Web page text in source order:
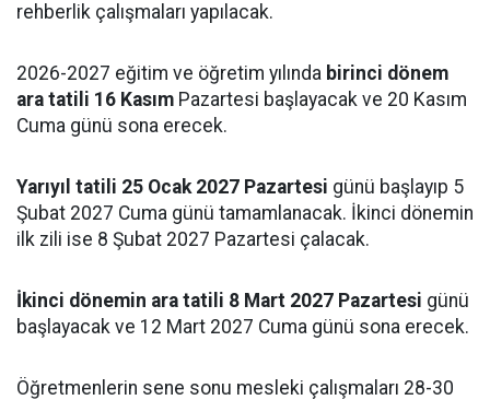
rehberlik çalışmaları yapılacak.
2026-2027 eğitim ve öğretim yılında birinci dönem
ara tatili 16 Kasım Pazartesi başlayacak ve 20 Kasım
Cuma günü sona erecek.
Yarıyıl tatili 25 Ocak 2027 Pazartesi günü başlayıp 5
Şubat 2027 Cuma günü tamamlanacak. İkinci dönemin
ilk zili ise 8 Şubat 2027 Pazartesi çalacak.
İkinci dönemin ara tatili 8 Mart 2027 Pazartesi günü
başlayacak ve 12 Mart 2027 Cuma günü sona erecek.
Öğretmenlerin sene sonu mesleki çalışmaları 28-30